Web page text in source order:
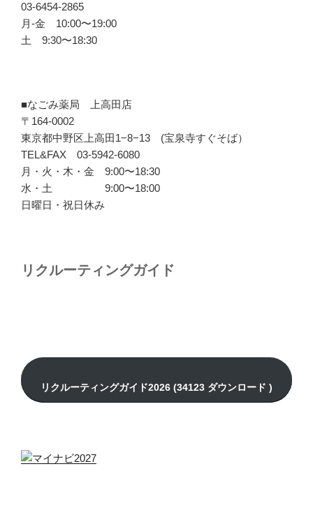
03-6454-2865
月-金 10:00〜19:00
土 9:30〜18:30
■なごみ薬局 上高田店
〒164-0002
東京都中野区上高田1−8−13 (宝泉寺すぐそば）
TEL&FAX 03-5942-6080
月・火・木・金 9:00〜18:30
水・土 9:00〜18:00
日曜日・祝日休み
リクルーティングガイド